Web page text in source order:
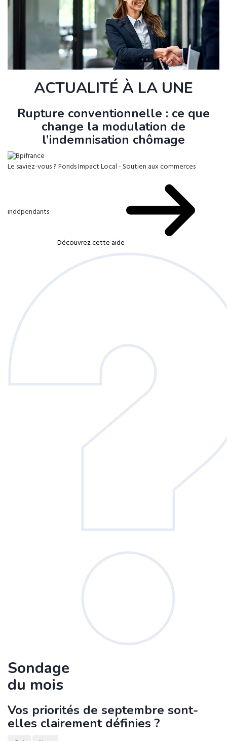
ACTUALITÉ À LA UNE
Rupture conventionnelle : ce que
change la modulation de
l’indemnisation chômage
Le saviez-vous ?Fonds Impact Local - Soutien aux commerces
indépendants
Découvrez cette aide
Sondage
du mois
Vos priorités de septembre sont-
elles clairement définies ?